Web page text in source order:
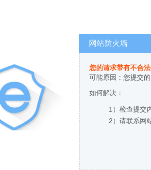
网站防火墙
您的请求带有不合
可能原因：您提交
如何解决：
1）检查提交
2）请联系网